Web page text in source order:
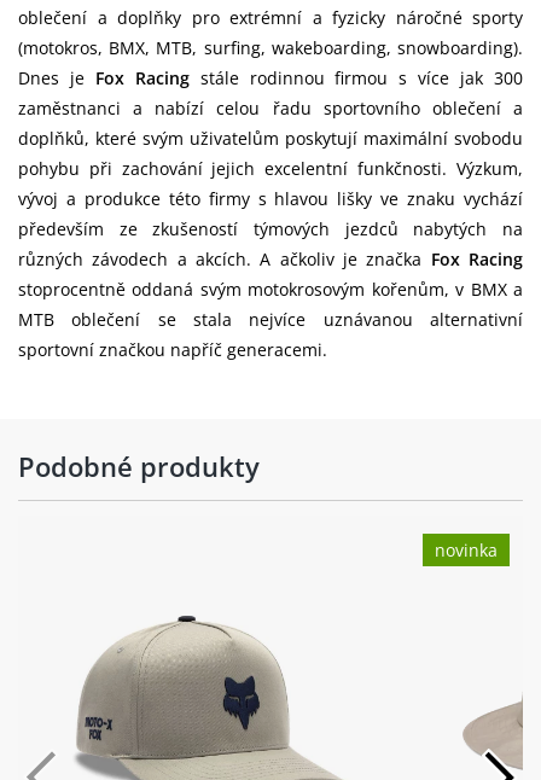
oblečení a doplňky pro extrémní a fyzicky náročné sporty
(motokros, BMX, MTB, surfing, wakeboarding, snowboarding).
Dnes je Fox Racingstále rodinnou firmou s více jak 300
zaměstnanci a nabízí celou řadu sportovního oblečení a
doplňků, které svým uživatelům poskytují maximální svobodu
pohybu při zachování jejich excelentní funkčnosti. Výzkum,
vývoj a produkce této firmy s hlavou lišky ve znaku vychází
především ze zkušeností týmových jezdců nabytých na
různých závodech a akcích. A ačkoliv je značka Fox Racing
stoprocentně oddaná svým motokrosovým kořenům, v BMX a
MTB oblečení se stala nejvíce uznávanou alternativní
sportovní značkou napříč generacemi.
Podobné produkty
novinka